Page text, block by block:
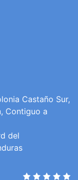
Castaño Sur,
Contiguo a
del